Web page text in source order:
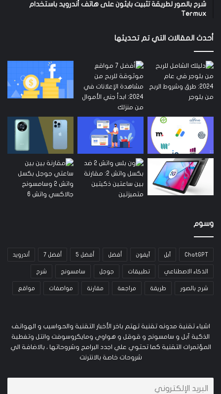
شرح بالصور لطريقة تثبيت بايثون على هاتف أندرويد باستخدام
Termux
أحدث المقالات التي تم تحديثها
وسوم
ChatGPT آبل آيفون أفضل أفضل 5 أفضل 7 أندرويد
الذكاء الاصطناعي تطبيقات جوجل سامسونج شرح
شرح بالصور طريقة مراجعة مقارنة مواصفات مواقع
اشياء تقنية مدونه تقنية تهتم باخر الأخبار التقنية والحواسيب و الهواتف
الذكية آبل و سامسونج و قوقل و هواوي ومايكروسوفت وانتل وتغطية
المؤتمرات التقنية كما تحتوي علي اجدد البرامج وشروحاتها ، بالاضافة الي
شروحات خاصة بالانترنت